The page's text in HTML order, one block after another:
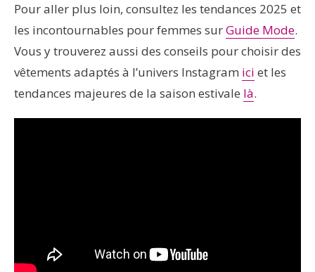
Pour aller plus loin, consultez les tendances 2025 et
les incontournables pour femmes surGuide Mode.
Vous y trouverez aussi des conseils pour choisir des
vêtements adaptés à l’univers Instagram ici et les
tendances majeures de la saison estivale là.